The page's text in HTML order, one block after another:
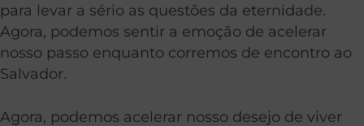
para levar a sério as questões da eternidade.
Agora, podemos sentir a emoção de acelerar
nosso passo enquanto corremos de encontro ao
Salvador.
Agora, podemos acelerar nosso desejo de viver